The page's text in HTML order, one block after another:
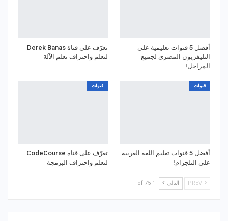
أفضل 5 قنوات تعليمية على
التليفزيون المصري لجميع
المراحل!
تعرّف على قناة Derek Banas
لتعلم واحتراف تعلم الآلة
قنوات
أفضل 5 قنوات تعليم اللغة العربية
على التلجرام!
قنوات
تعرّف على قناة CodeCourse
لتعلم واحتراف البرمجة
التالي 1 of 75